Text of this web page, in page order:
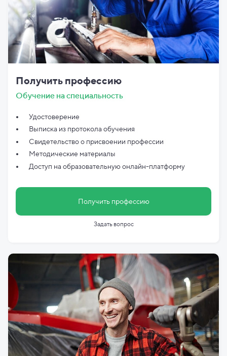
Получить профессию
Обучение на специальность
Удостоверение
Выписка из протокола обучения
Свидетельство о присвоении профессии
Методические материалы
Доступ на образовательную онлайн-платформу
Получить профессию
Задать вопрос